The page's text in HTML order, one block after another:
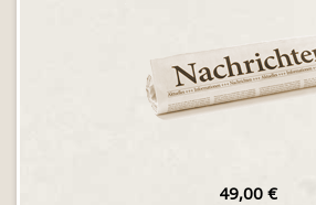
49,00 €